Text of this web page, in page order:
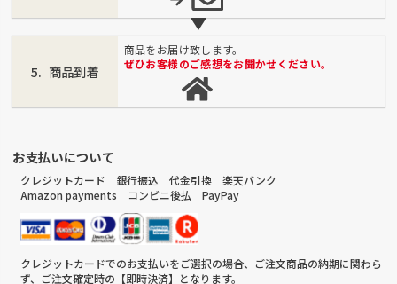
商品到着
商品をお届け致します。
ぜひお客様のご感想をお聞かせください。
お支払いについて
クレジットカード 銀行振込 代金引換 楽天バンク
Amazon payments コンビニ後払 PayPay
クレジットカードでのお支払いをご選択の場合、ご注文商品の納期に関わら
ず、ご注文確定時の【即時決済】となります。